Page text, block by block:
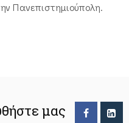
Πανεπιστημιούπολη.
μας